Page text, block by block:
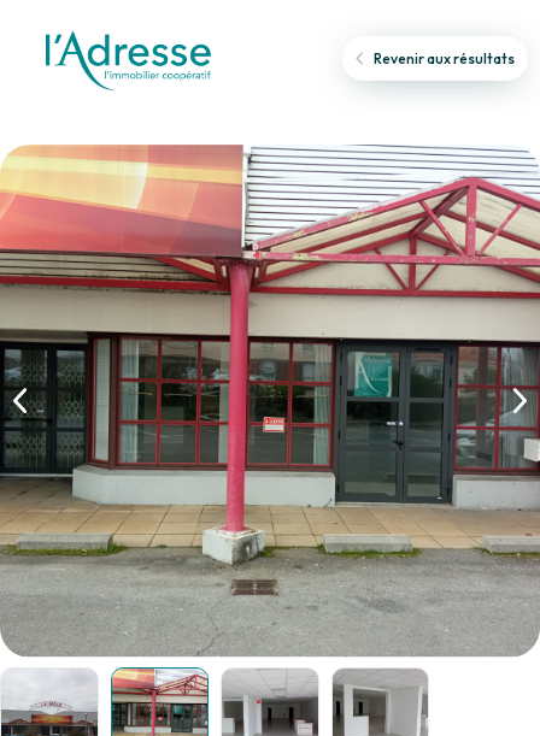
Revenir aux résultats